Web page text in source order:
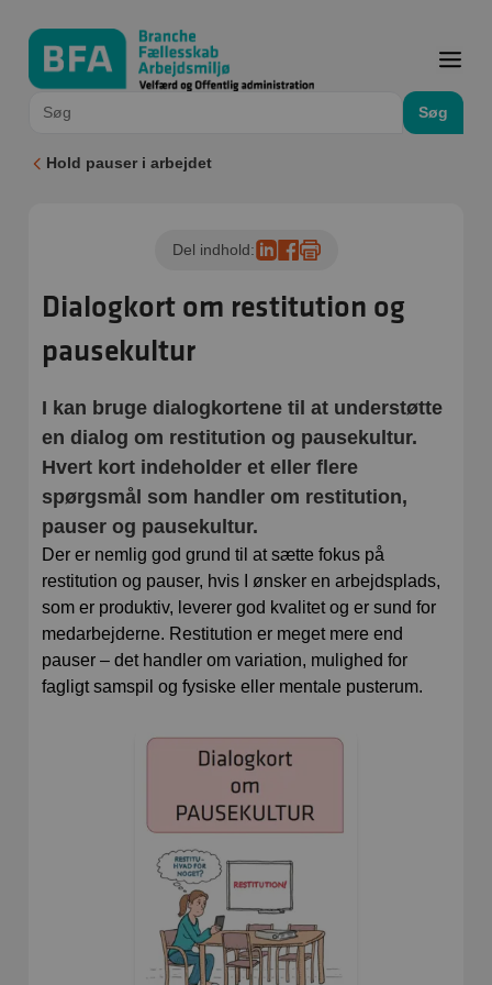
Søg
Hold pauser i arbejdet
Dialogkort om restitution og
pausekultur
Del indhold:
I kan bruge dialogkortene til at understøtte
en dialog om restitution og pausekultur.
Hvert kort indeholder et eller flere
spørgsmål som handler om restitution,
pauser og pausekultur.
Der er nemlig god grund til at sætte fokus på
restitution og pauser, hvis I ønsker en arbejdsplads,
som er produktiv, leverer god kvalitet og er sund for
medarbejderne. Restitution er meget mere end
pauser – det handler om variation, mulighed for
fagligt samspil og fysiske eller mentale pusterum.